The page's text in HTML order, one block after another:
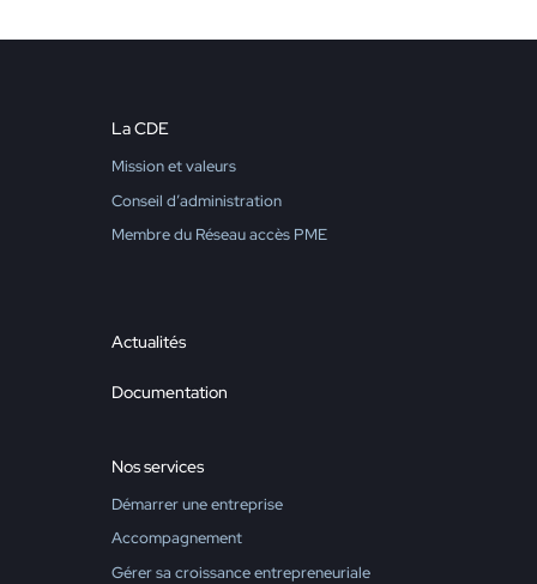
La CDE
Mission et valeurs
Conseil d’administration
Membre du Réseau accès PME
Actualités
Documentation
Nos services
Démarrer une entreprise
Accompagnement
Gérer sa croissance entrepreneuriale